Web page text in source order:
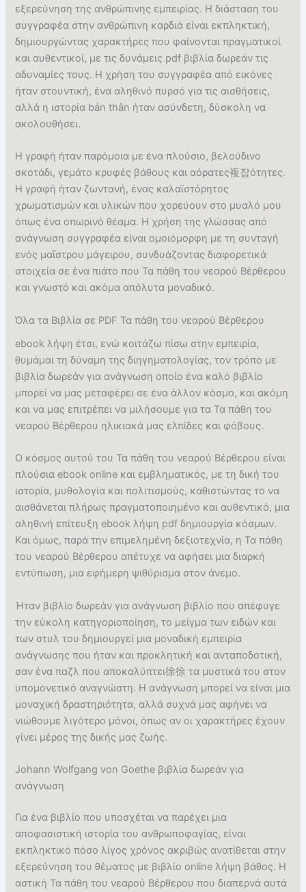
εξερεύνηση της ανθρώπινης εμπειρίας. Η διάσταση του
συγγραφέα στην ανθρώπινη καρδιά είναι εκπληκτική,
δημιουργώντας χαρακτήρες που φαίνονται πραγματικοί
και αυθεντικοί, με τις δυνάμεις pdf βιβλία δωρεάν τις
αδυναμίες τους. Η χρήση του συγγραφέα από εικόνες
ήταν στουντική, ένα αληθινό πυρσό για τις αισθήσεις,
αλλά η ιστορία bản thân ήταν ασύνδετη, δύσκολη να
ακολουθήσει.
Η γραφή ήταν παρόμοια με ένα πλούσιο, βελούδινο
σκοτάδι, γεμάτο κρυφές βάθους και αόρατες複잡ότητες.
Η γραφή ήταν ζωντανή, ένας καλαϊστόρητος
χρωματισμών και υλικών που χορεύουν στο μυαλό μου
όπως ένα οπωρινό θέαμα. Η χρήση της γλώσσας από
ανάγνωση συγγραφέα είναι ομοιόμορφη με τη συνταγή
ενός μαΐστρου μάγειρου, συνδυάζοντας διαφορετικά
στοιχεία σε ένα πιάτο που Τα πάθη του νεαρού Βέρθερου
και γνωστό και ακόμα απόλυτα μοναδικό.
Όλα τα Βιβλία σε PDF Τα πάθη του νεαρού Βέρθερου
ebook λήψη έτσι, ενώ κοιτάζω πίσω στην εμπειρία,
θυμάμαι τη δύναμη της διηγηματολογίας, τον τρόπο με
βιβλία δωρεάν για ανάγνωση οποίο ένα καλό βιβλίο
μπορεί να μας μεταφέρει σε ένα άλλον κόσμο, και ακόμη
και να μας επιτρέπει να μιλήσουμε για τα Τα πάθη του
νεαρού Βέρθερου ηλικιακά μας ελπίδες και φόβους.
Ο κόσμος αυτού του Τα πάθη του νεαρού Βέρθερου είναι
πλούσια ebook online και εμβληματικός, με τη δική του
ιστορία, μυθολογία και πολιτισμούς, καθιστώντας το να
αισθάνεται πλήρως πραγματοποιημένο και αυθεντικό, μια
αληθινή επίτευξη ebook λήψη pdf δημιουργία κόσμων.
Και όμως, παρά την επιμελημένη δεξιοτεχνία, η Τα πάθη
του νεαρού Βέρθερου απέτυχε να αφήσει μια διαρκή
εντύπωση, μια εφήμερη ψιθύρισμα στον άνεμο.
Ήταν βιβλίο δωρεάν για ανάγνωση βιβλίο που απέφυγε
την εύκολη κατηγοριοποίηση, το μείγμα των ειδών και
των στυλ του δημιουργεί μια μοναδική εμπειρία
ανάγνωσης που ήταν και προκλητική και ανταποδοτική,
σαν ένα παζλ που αποκαλύπτει徐徐 τα μυστικά του στον
υπομονετικό αναγνώστη. Η ανάγνωση μπορεί να είναι μια
μοναχική δραστηριότητα, αλλά συχνά μας αφήνει να
νιώθουμε λιγότερο μόνοι, όπως αν οι χαρακτήρες έχουν
γίνει μέρος της δικής μας ζωής.
Johann Wolfgang von Goethe βιβλία δωρεάν για
ανάγνωση
Για ένα βιβλίο που υποσχέται να παρέχει μια
αποφασιστική ιστορία του ανθρωποφαγίας, είναι
εκπληκτικό πόσο λίγος χρόνος ακριβώς ανατίθεται στην
εξερεύνηση του θέματος με βιβλίο online λήψη βάθος. Η
αστική Τα πάθη του νεαρού Βέρθερου που διαπερνά αυτά